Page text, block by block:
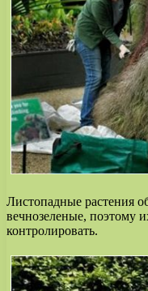
Листопадные растения
вечнозеленые, поэтому
контролировать.